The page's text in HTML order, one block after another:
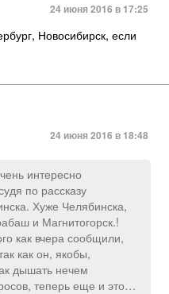
24 июня 2016 в 17:25
Новосибирск, если
24 июня 2016 в 18:48
интересно
по рассказу
Хуже Челябинска,
и Магнитогорск.!
как вчера сообщили,
как он, якобы,
дышать нечем
теперь еще и это…